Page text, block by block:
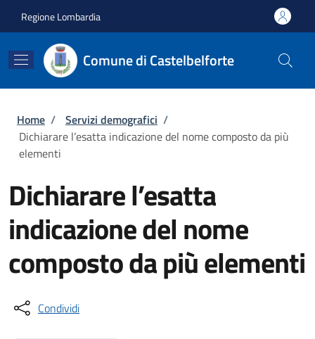
Regione Lombardia
Comune di Castelbelforte
Briciole di pane
Home / Servizi demografici /
Dichiarare l’esatta indicazione del nome composto da più
elementi
Dichiarare l’esatta
indicazione del nome
composto da più elementi
Condividi